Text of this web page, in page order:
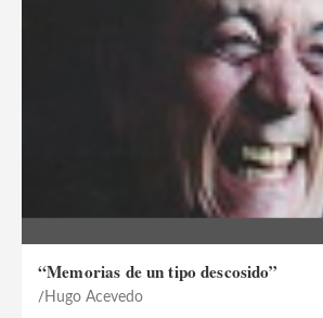
“Memorias de un tipo descosido”
Hugo Acevedo